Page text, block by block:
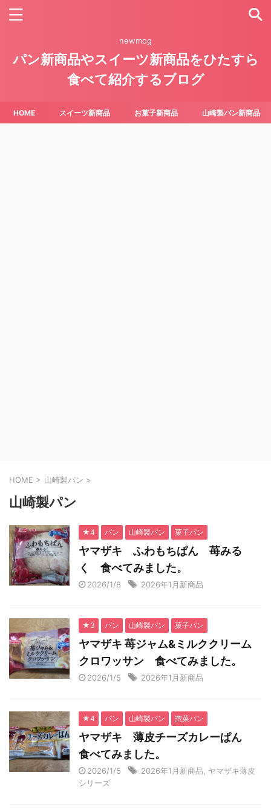
newmog
パン新商品やスイーツ新商品をひたすら
食べて紹介するブログ
HOME スイーツ新商品 お菓子新商品 山崎製パン新商品
HOME > 山崎製パン >
山崎製パン
★4 パン 山崎製パン 菓子パン
ヤマザキ ふわもちぱん 苺みる
く 食べてみました。
2026/1/8 2026年1月新商品
★3 パン 山崎製パン 菓子パン
ヤマザキ 苺ジャム&ミルククリーム
クロワッサン 食べてみました。
2026/1/5 2026年1月新商品
★4 パン 山崎製パン 惣菜パン
ヤマザキ 薄皮チーズカレーぱん
食べてみました。
2026/1/5 2026年1月新商品
ヤマザキ薄皮
シリーズ